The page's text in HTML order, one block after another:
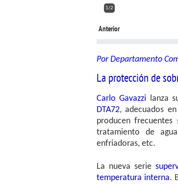
2/2
Anterior
Por Departamento
La protección de
Carlo Gavazzi lanza
DTA72, adecuados
producen
tratamiento de
enfriadoras, etc.
La nueva serie
temperatura interna.